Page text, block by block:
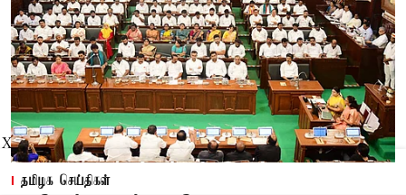
தமிழக செய்திகள்
X